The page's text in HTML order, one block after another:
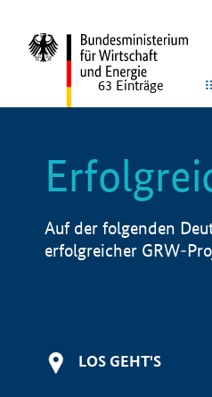
63 Einträge
Auf der folgenden
erfolgreicher GRW-
LOS GEHT'S